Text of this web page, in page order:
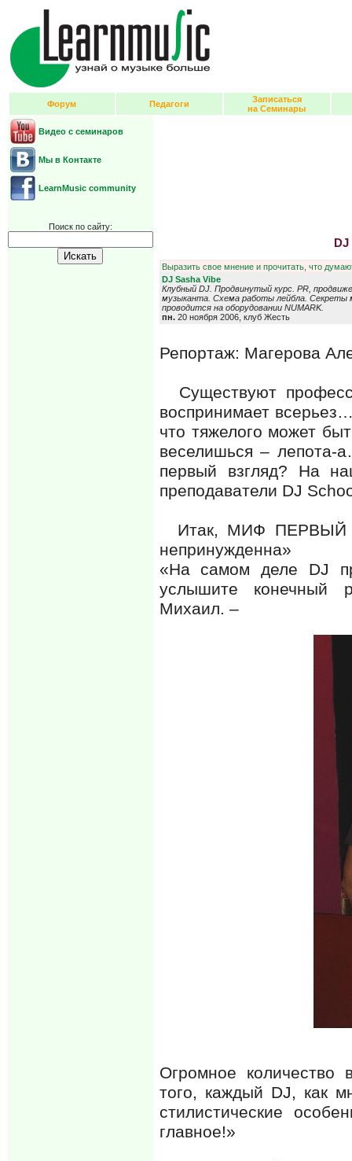
Форум Педагоги
Записаться
на Семинары
Видео с семинаров
Мы в Контакте
LearnMusic community
Поиск по сайту:
Выразить свое мнение и прочитать, что
DJ Sasha Vibe
Клубный DJ. Продвинутый курс. PR,
музыканта. Схема работы лейбла. Секреты
проводится на оборудовании NUMARK.
пн.20 ноября 2006, клуб Жесть
Репортаж: Магерова
Существуют
воспринимает
что тяжелого может
веселишься – лепота-
первый взгляд? На
преподаватели DJ
Итак, МИФ ПЕРВЫЙ
непринужденна»
«На самом деле DJ
услышите конечный
Михаил. –
Огромное количество
того, каждый DJ, как
стилистические
главное!»